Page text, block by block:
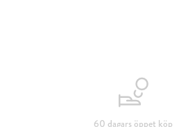
60 dagars öppet köp